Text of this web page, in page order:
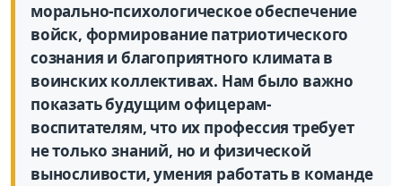
морально-психологическое обеспечение
войск, формирование патриотического
сознания и благоприятного климата в
воинских коллективах. Нам было важно
показать будущим офицерам-
воспитателям, что их профессия требует
не только знаний, но и физической
выносливости, умения работать в команде